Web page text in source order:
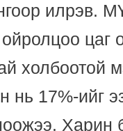
илрэв.
цаг
холбоотой
нь 17%-ийг
Харин